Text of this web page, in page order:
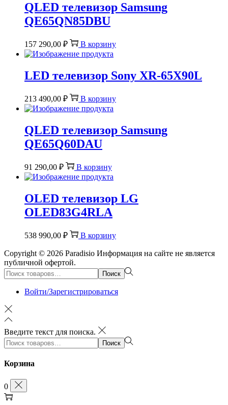
QLED телевизор Samsung
QE65QN85DBU
157 290,00 ₽ В корзину
LED телевизор Sony XR-65X90L
213 490,00 ₽ В корзину
QLED телевизор Samsung
QE65Q60DAU
91 290,00 ₽ В корзину
OLED телевизор LG
OLED83G4RLA
538 990,00 ₽ В корзину
Copyright © 2026 Paradisio Информация на сайте не является
публичной офертой.
Поиск:>
Поиск
Войти/Зарегистрироваться
Введите текст для поиска.
Поиск:>
Поиск
Корзина
0